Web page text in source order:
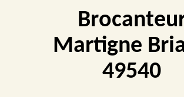
Martigne
49540